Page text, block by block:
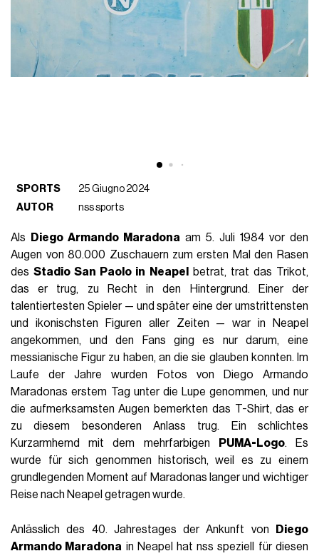
SPORTS
25 Giugno 2024
AUTOR
nss sports
Als Diego Armando Maradona am 5. Juli 1984 vor den
Augen von 80.000 Zuschauern zum ersten Mal den Rasen
desStadio San Paolo in Neapel
betrat, trat das Trikot,
das er trug, zu Recht in den Hintergrund. Einer der
talentiertesten Spieler — und später eine der umstrittensten
und ikonischsten Figuren aller Zeiten — war in Neapel
angekommen, und den Fans ging es nur darum, eine
messianische Figur zu haben, an die sie glauben konnten. Im
Laufe der Jahre wurden Fotos von Diego Armando
Maradonas erstem Tag unter die Lupe genommen, und nur
die aufmerksamsten Augen bemerkten das T-Shirt, das er
zu diesem besonderen Anlass trug. Ein schlichtes
Kurzarmhemd mit dem mehrfarbigen
PUMA-Logo. Es
wurde für sich genommen historisch, weil es zu einem
grundlegenden Moment auf Maradonas langer und wichtiger
Reise nach Neapel getragen wurde.
Anlässlich des 40. Jahrestages der Ankunft von
Diego
Armando Maradona in Neapel hat nss speziell für diesen